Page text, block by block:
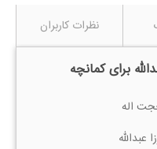
نظرات کاربران
برای کمانچه
اله
عبدالله